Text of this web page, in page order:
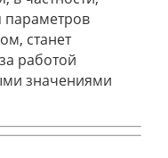
параметров
станет
работой
значениями